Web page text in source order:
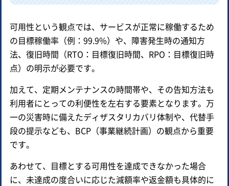
可用性という観点では、サービスが正常に稼働するため
の目標稼働率（例：99.9%）や、障害発生時の通知方
法、復旧時間（RTO：目標復旧時間、RPO：目標復旧時
点）の明示が必要です。
加えて、定期メンテナンスの時間帯や、その告知方法も
利用者にとっての利便性を左右する要素となります。万
一の災害時に備えたディザスタリカバリ体制や、代替手
段の提示なども、BCP（事業継続計画）の観点から重要
です。
あわせて、目標とする可用性を達成できなかった場合
に、未達成の度合いに応じた減額率や返金額も具体的に